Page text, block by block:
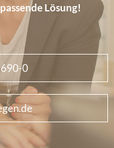
Lösung!
0